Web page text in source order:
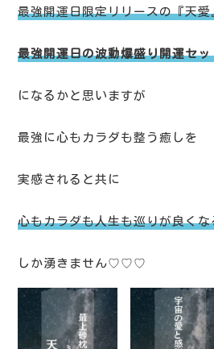
最強開運日限定リリースの『天
最強開運日の波動爆盛り開運セ
になるかと思いますが
最強に心もカラダも整う癒しを
実感されると共に
心もカラダも人生も巡りが良く
しか湧きません♡♡♡